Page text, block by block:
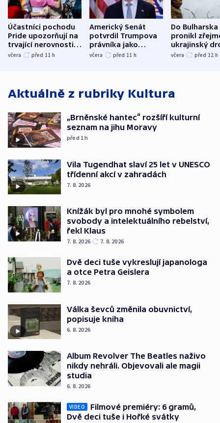
Účastníci pochodu
Pride upozorňují na
trvající nerovnosti i
společenskou
včera před 11 h
Americký Senát
potvrdil Trumpova
právníka jako
ministra
včera před 11 h
Do Bulharska
pronikl
ukrajinský
explodoval
včera před 12 h
Aktuálně z rubriky Kultura
„Brněnské hantec“ rozšíří kulturní
seznam na jihu Moravy
před 1h
Vila Tugendhat slaví 25 let v UNESCO
třídenní akcí v zahradách
7. 8. 2026
Knížák byl pro mnohé symbolem
svobody a intelektuálního rebelství,
řekl Klaus
7. 8. 2026 7. 8. 2026
Dvě deci tuše vykreslují japanologa
a otce Petra Geislera
7. 8. 2026
Válka ševců změnila obuvnictví,
popisuje kniha
6. 8. 2026
Album Revolver The Beatles naživo
nikdy nehráli. Objevovali ale magii
studia
6. 8. 2026
VIDEO
Filmové premiéry: 6 gramů,
Dvě deci tuše i Hořké svátky